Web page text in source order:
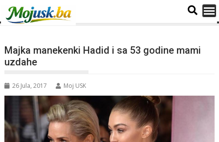
Majka manekenki Hadid i sa 53 godine mami
uzdahe
26 Jula, 2017 Moj USK